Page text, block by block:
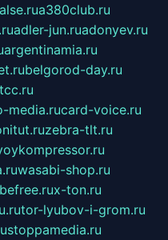
a380club.ru
adler-jun.ruadonyev.ru
argentinamia.ru
belgorod-day.ru
media.rucard-voice.ru
zebra-tlt.ru
wasabi-shop.ru
x-ton.ru
tor-lyubov-i-grom.ru
stoppamedia.ru